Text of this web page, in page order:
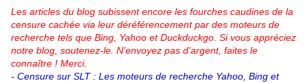
Les articles du blog subissent encore les fourches caudines de la
censure cachée via leur déréférencement par des moteurs de
recherche tels que Bing, Yahoo et Duckduckgo. Si vous appréciez
notre blog, soutenez-le. N'envoyez pas d'argent, faites le
connaître ! Merci.
- Censure sur SLT : Les moteurs de recherche Yahoo, Bing et